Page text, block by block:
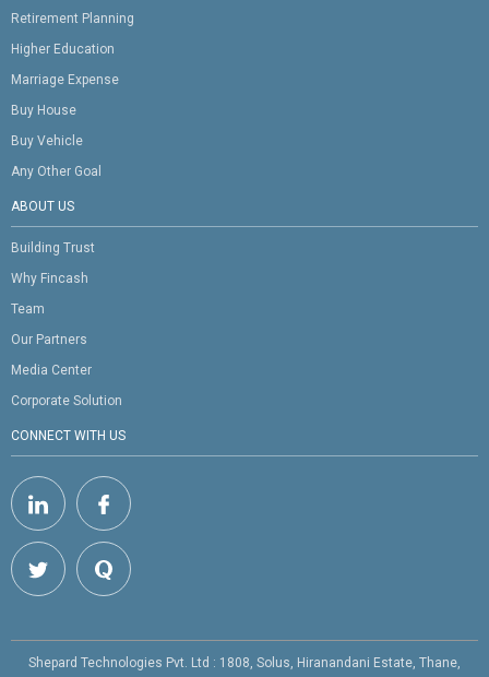
Retirement Planning
Higher Education
Marriage Expense
Buy House
Buy Vehicle
Any Other Goal
ABOUT US
Building Trust
Why Fincash
Team
Our Partners
Media Center
Corporate Solution
CONNECT WITH US
Shepard Technologies Pvt. Ltd : 1808, Solus, Hiranandani Estate, Thane,